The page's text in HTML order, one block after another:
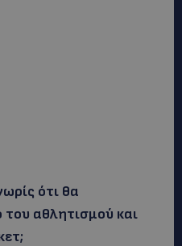
ότι θα
αθλητισμού και